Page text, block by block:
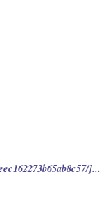
]...